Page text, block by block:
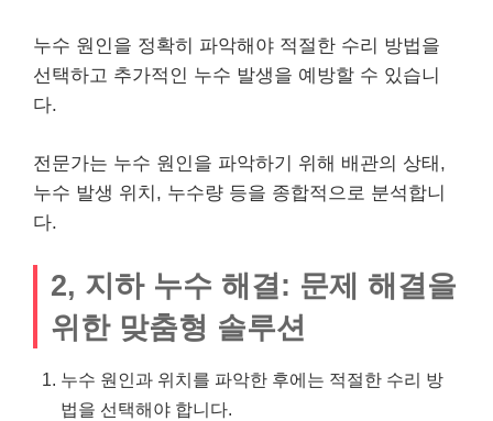
누수 원인을 정확히 파악해야 적절한 수리 방법을
선택하고 추가적인 누수 발생을 예방할 수 있습니
다.
전문가는 누수 원인을 파악하기 위해 배관의 상태,
누수 발생 위치, 누수량 등을 종합적으로 분석합니
다.
2, 지하 누수 해결: 문제 해결을
위한 맞춤형 솔루션
누수 원인과 위치를 파악한 후에는 적절한 수리 방
법을 선택해야 합니다.